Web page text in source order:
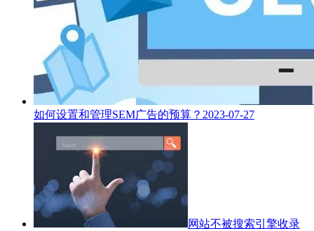
如何设置和管理SEM广告的预算？ 2023-07-27
网站不被搜索引擎收录